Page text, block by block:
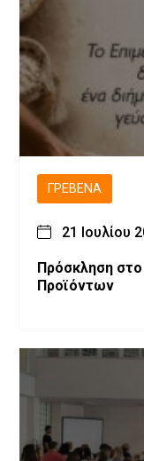
ΓΡΕΒΕΝΆ
21 Ιουλίου
Πρόσκληση
Προϊόντων